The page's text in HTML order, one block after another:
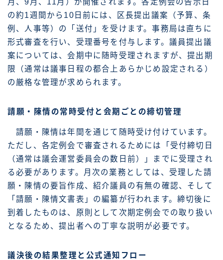
の約1週間から10日前には、区長提出議案（予算、条
例、人事等）の「送付」を受けます。事務局は直ちに
形式審査を行い、受理番号を付与します。議員提出議
案については、会期中に随時受理されますが、提出期
限（通常は議事日程の都合上あらかじめ設定される）
の厳格な管理が求められます。
請願・陳情の常時受付と会期ごとの締切管理
請願・陳情は年間を通じて随時受け付けています。
ただし、各定例会で審査されるためには「受付締切日
（通常は議会運営委員会の数日前）」までに受理され
る必要があります。月次の業務としては、受理した請
願・陳情の要旨作成、紹介議員の有無の確認、そして
「請願・陳情文書表」の編纂が行われます。締切後に
到着したものは、原則として次期定例会での取り扱い
となるため、提出者への丁寧な説明が必要です。
議決後の結果整理と公式通知フロー